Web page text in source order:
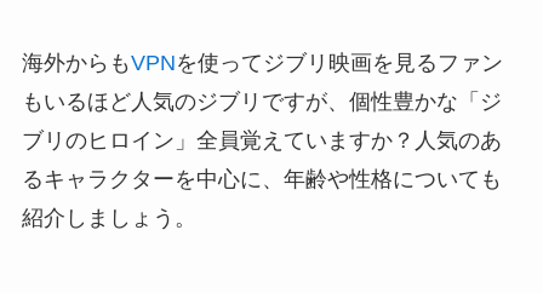
海外からもVPNを使ってジブリ映画を見るファン
もいるほど人気のジブリですが、個性豊かな「ジ
ブリのヒロイン」全員覚えていますか？人気のあ
るキャラクターを中心に、年齢や性格についても
紹介しましょう。